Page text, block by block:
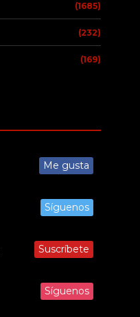
(1685)
(232)
(169)
Me gusta
Síguenos
Suscríbete
Síguenos